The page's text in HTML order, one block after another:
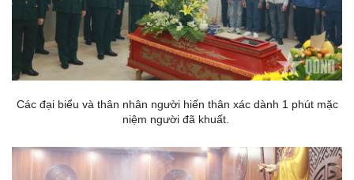
Các đại biểu và thân nhân người hiến thân xác dành 1 phút mặc
niệm người đã khuất.